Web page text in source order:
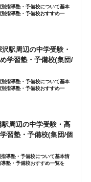
指導塾・予備校について基本
指導塾・予備校おすすめ一
駅周辺の中学受験・
学習塾・予備校(集団/
指導塾・予備校について基本
指導塾・予備校おすすめ一
駅周辺の中学受験・高
習塾・予備校(集団/個
導塾・予備校について基本情
塾・予備校おすすめ一覧を